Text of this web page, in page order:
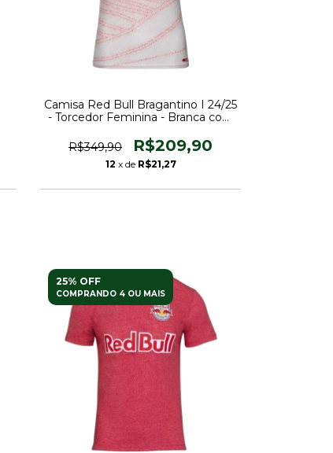
Camisa Red Bull Bragantino I 24/25
- Torcedor Feminina - Branca com
R$349,90
R$209,90
12 x de R$21,27
25% OFF
COMPRANDO 4 OU MAIS